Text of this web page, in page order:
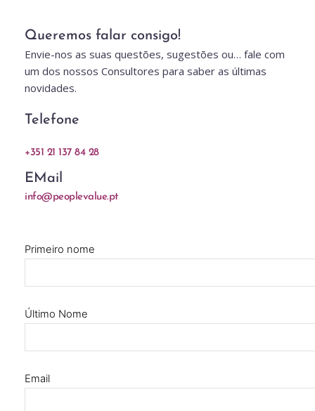
Queremos falar consigo!
Envie-nos as suas questões, sugestões ou… fale com
um dos nossos Consultores para saber as últimas
novidades.
Telefone
+351 21 137 84 28
EMail
info@peoplevalue.pt
Primeiro nome
Último Nome
Email